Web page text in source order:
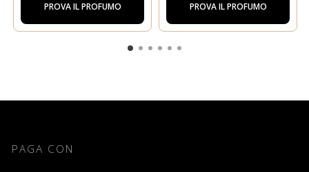
PROVA IL PROFUMO PROVA IL PROFUMO
PAGA CON